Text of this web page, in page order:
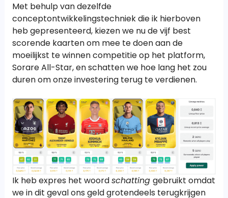
Met behulp van dezelfde
conceptontwikkelingstechniek die ik hierboven
heb gepresenteerd, kiezen we nu de vijf best
scorende kaarten om mee te doen aan de
moeilijkst te winnen competitie op het platform,
Sorare All-Star, en schatten we hoe lang het zou
duren om onze investering terug te verdienen.
Ik heb expres het woordschatting gebruikt omdat
we in dit geval ons geld grotendeels terugkrijgen